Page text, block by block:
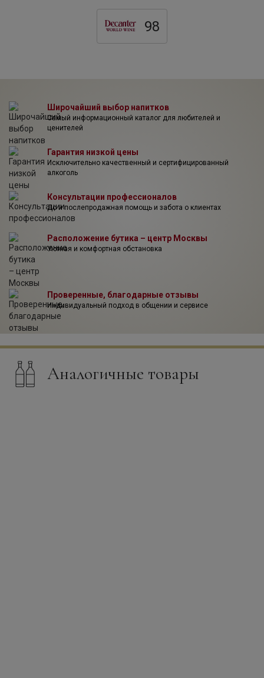
гармонию этой земли в великолепных винах.
98
Широчайший выбор напитков
Самый информационный каталог для любителей и
ценителей
Гарантия низкой цены
Исключительно качественный и сертифицированный
алкоголь
Консультации профессионалов
До и послепродажная помощь и забота о клиентах
Расположение бутика – центр Москвы
Уютная и комфортная обстановка
Проверенные, благодарные отзывы
Индивидуальный подход в общении и сервисе
Аналогичные товары